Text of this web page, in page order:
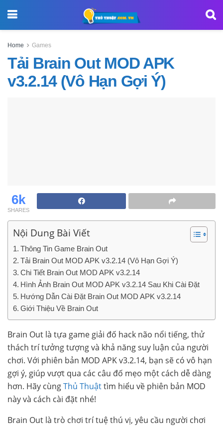
Home Games
Tải Brain Out MOD APK
v3.2.14 (Vô Hạn Gợi Ý)
6k
SHARES
Nội Dung Bài Viết
Thông Tin Game Brain Out
Tải Brain Out MOD APK v3.2.14 (Vô Hạn Gợi Ý)
Chi Tiết Brain Out MOD APK v3.2.14
Hình Ảnh Brain Out MOD APK v3.2.14 Sau Khi Cài Đặt
Hướng Dẫn Cài Đặt Brain Out MOD APK v3.2.14
Giới Thiệu Về Brain Out
Brain Out là tựa game giải đố hack não nổi tiếng, thử
thách trí tưởng tượng và khả năng suy luận của người
chơi. Với phiên bản MOD APK v3.2.14, bạn sẽ có vô hạn
gợi ý, giúp vượt qua các câu đố mẹo một cách dễ dàng
hơn. Hãy cùngThủ Thuậttìm hiểu về phiên bản MOD
này và cách cài đặt nhé!
Brain Out là trò chơi trí tuệ thú vị, yêu cầu người chơi